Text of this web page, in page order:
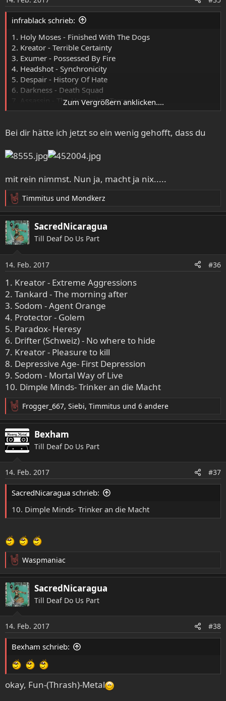
n
e
ninfrablack schrieb:
1. Holy Moses - Finished With The Dogs
2. Kreator - Terrible Certainty
3. Exumer - Possessed By Fire
4. Headshot - Synchronicity
5. Despair - History Of Hate
6. Darkness - Death Squad
7. Assassin - The Upcoming Terror
8. Sodom - Agent Orange
X. Wicca - Splended Deed
Bonüsse:
Violent Force - Malevolent Assault Of Tomorrow
"Dead City" und generelle Coolness)
Megace - Human Errors(für Melas Stimme und
durchgängige Spielfreude)
Zum Vergrößern anklicken....
Bei dir hätte ich jetzt so ein wenig gehofft, dass du
mit rein nimmst. Nun ja, macht ja nix.....
R
e
a
k
t
n
n
:
Timmitus und Mondkerz
SacredNicaragua
Till Deaf Do Us Part
14. Feb. 2017 #36
1. Kreator - Extreme Aggressions
2. Tankard - The morning after
3. Sodom - Agent Orange
4. Protector - Golem
5. Paradox- Heresy
6. Drifter (Schweiz) - No where to hide
7. Kreator - Pleasure to kill
8. Depressive Age- First Depression
9. Sodom - Mortal Way of Live
10. Dimple Minds- Trinker an die Macht
R
e
a
k
t
n
e
n
Frogger_667, Siebi, Timmitus und 6 andere
Bexham
Till Deaf Do Us Part
14. Feb. 2017 #37
SacredNicaragua schrieb:
10. Dimple Minds- Trinker an die Macht
R
e
a
k
t
n
e
n
Waspmaniac
SacredNicaragua
Till Deaf Do Us Part
14. Feb. 2017 #38
Bexham schrieb:
okay, Fun-(Thrash)-Metal